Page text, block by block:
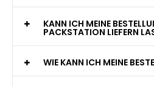
KANN ICH MEINE
PACKSTATION LIEFERN
WIE KANN ICH MEINE